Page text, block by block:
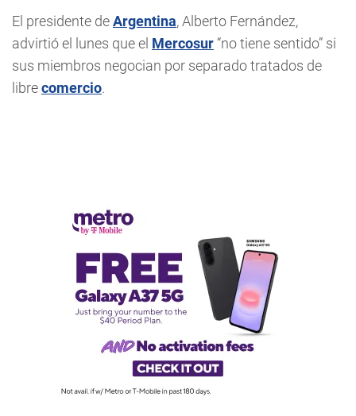
El presidente deArgentina, Alberto Fernández,
advirtió el lunes que el Mercosur “no tiene sentido” si
sus miembros negocian por separado tratados de
librecomercio.